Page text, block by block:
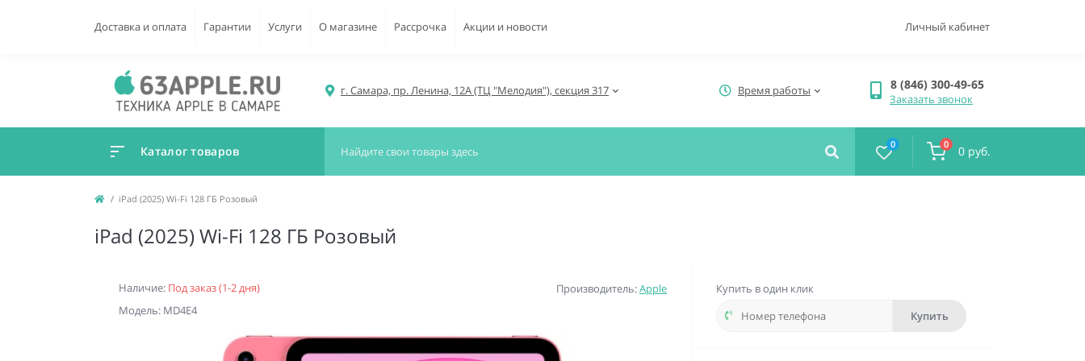
Доставка и оплата Гарантии Услуги О магазине Рассрочка Акции и новости Личный кабинет
г. Самара, пр. Ленина, 12А (ТЦ "Мелодия"), секция 317 Время работы 8 (846) 300-49-65
Заказать звонок
Каталог товаров 0 0 0 руб.
iPad (2025) Wi-Fi 128 ГБ Розовый
iPad (2025) Wi-Fi 128 ГБ Розовый
Наличие: Под заказ (1-2 дня)
Модель: MD4E4
Производитель:Apple
Купить в один клик
Купить